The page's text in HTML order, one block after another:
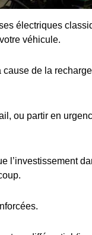
électriques
véhicule.
cause de la
ou partir en
l’investissement